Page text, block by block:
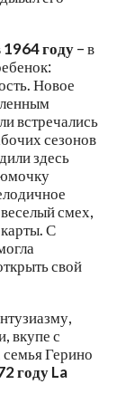
году– в
Новое
встречались
сезонов
здесь
смех,
С
свой
вкупе с
Герино
году La